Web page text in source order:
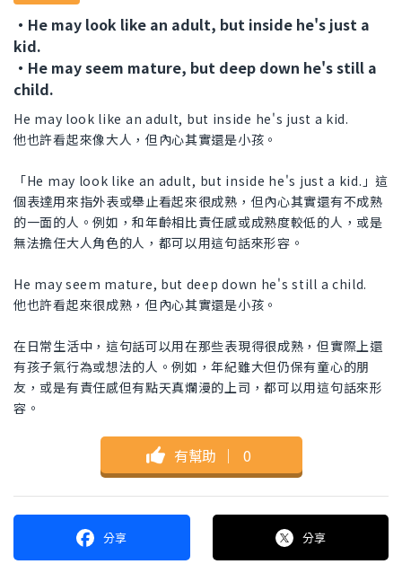
・He may look like an adult, but inside he's just a
kid.
・He may seem mature, but deep down he's still a
child.
He may look like an adult, but inside he's just a kid.
他也許看起來像大人，但內心其實還是小孩。
「He may look like an adult, but inside he's just a kid.」這
個表達用來指外表或舉止看起來很成熟，但內心其實還有不成熟
的一面的人。例如，和年齡相比責任感或成熟度較低的人，或是
無法擔任大人角色的人，都可以用這句話來形容。
He may seem mature, but deep down he's still a child.
他也許看起來很成熟，但內心其實還是小孩。
在日常生活中，這句話可以用在那些表現得很成熟，但實際上還
有孩子氣行為或想法的人。例如，年紀雖大但仍保有童心的朋
友，或是有責任感但有點天真爛漫的上司，都可以用這句話來形
容。
有幫助 ｜ 0
分享 分享